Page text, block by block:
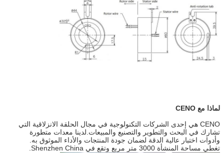
لماذا مع CENO
CENO هي إحدى الشركات التكنولوجية في مجال الحلقة الانزلاقية التي
تشارك في البحث والتطوير والتصنيع والمبيعات.لدينا معدات متطورة
وأدوات اختبار عالية الدقة لضمان جودة المنتجات والأداء الموثوق به.
تغطي مساحة المنشأة 3000 متر مربع وتقع في Shenzhen China.